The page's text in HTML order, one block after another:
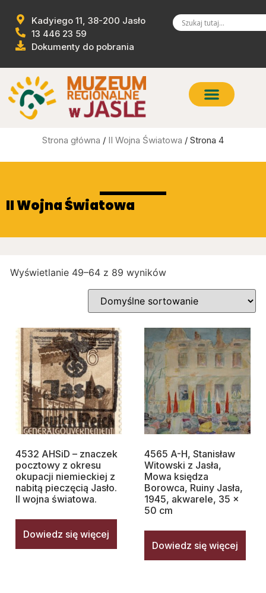
Kadyiego 11, 38-200 Jasło
13 446 23 59
Dokumenty do pobrania
Strona główna / II Wojna Światowa / Strona 4
II Wojna Światowa
Wyświetlanie 49–64 z 89 wyników
4532 AHSiD – znaczek
pocztowy z okresu
okupacji niemieckiej z
nabitą pieczęcią Jasło.
II wojna światowa.
Dowiedz się więcej
4565 A-H, Stanisław
Witowski z Jasła,
Mowa księdza
Borowca, Ruiny Jasła,
1945, akwarele, 35 x
50 cm
Dowiedz się więcej